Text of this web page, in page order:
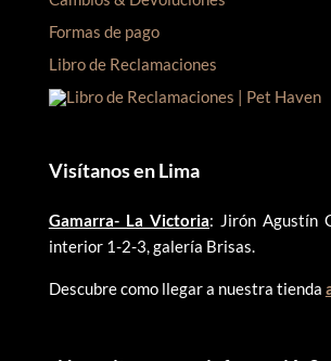
Formas de pago
Libro de Reclamaciones
Visítanos en Lima
Gamarra- La Victoria: Jirón Agustín
interior 1-2-3, galería Brisas.
Descubre como llegar a nuestra tienda